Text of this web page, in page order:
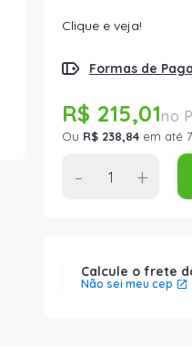
Clique e veja!
Formas de
R$ 215,01
Ou R$ 238,84 em até
- +
Calcule o frete
Não sei meu cep